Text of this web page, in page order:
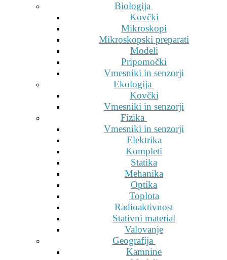
Biologija
Kovčki
Mikroskopi
Mikroskopski preparati
Modeli
Pripomočki
Vmesniki in senzorji
Ekologija
Kovčki
Vmesniki in senzorji
Fizika
Vmesniki in senzorji
Elektrika
Kompleti
Statika
Mehanika
Optika
Toplota
Radioaktivnost
Stativni material
Valovanje
Geografija
Kamnine